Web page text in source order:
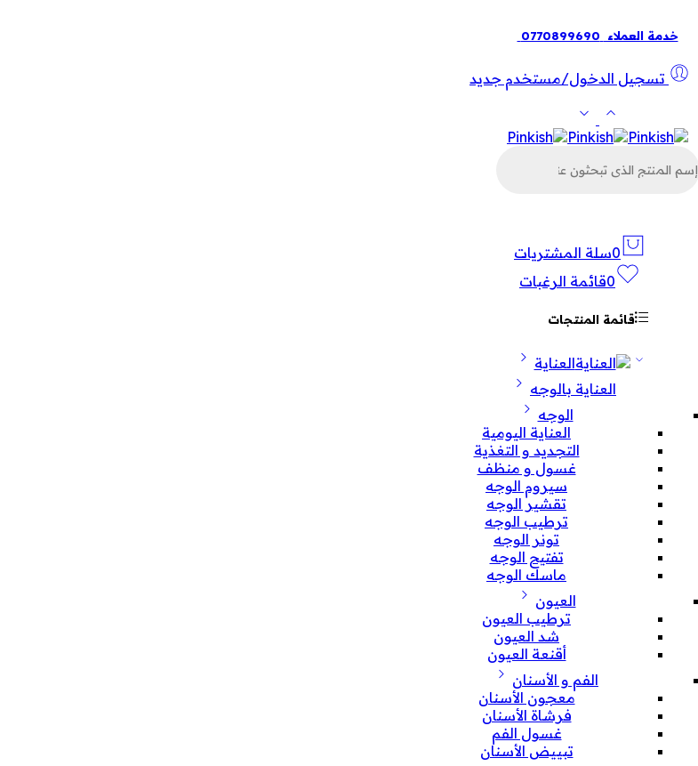
خدمة العملاء 0770899690
تسجيل الدخول/مستخدم جديد
عن
0سلة المشتريات
0قائمة الرغبات
قائمة المنتجات
العناية
العناية بالوجه
الوجه
العناية اليومية
التجديد و التغذية
غسول و منظف
سيروم الوجه
تقشير الوجه
ترطيب الوجه
تونر الوجه
تفتيح الوجه
ماسك الوجه
العيون
ترطيب العيون
شد العيون
أقنعة العيون
الفم و الأسنان
معجون الأسنان
فرشاة الأسنان
غسول الفم
تبييض الأسنان